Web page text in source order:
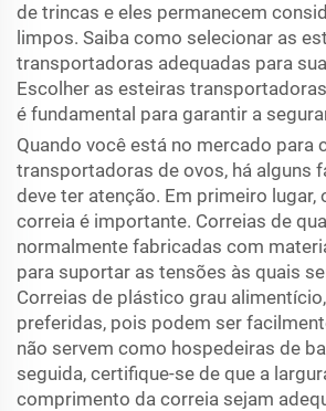
de trincas e eles permanecem
limpos. Saiba como selecionar as
transportadoras adequadas para
Escolher as esteiras
é fundamental para garantir a
Quando você está no mercado para
transportadoras de ovos, há alguns
deve ter atenção. Em primeiro lugar,
correia é importante. Correias de
normalmente fabricadas com
para suportar as tensões às quais
Correias de plástico grau
preferidas, pois podem ser
não servem como hospedeiras de
seguida, certifique-se de que a
comprimento da correia sejam